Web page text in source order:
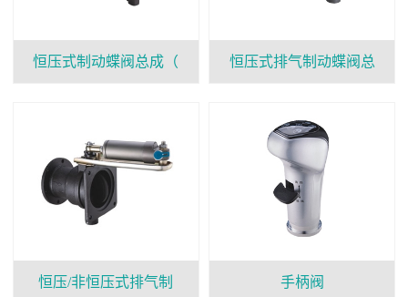
恒压式制动蝶阀总成（ 恒压式排气制动蝶阀总
恒压/非恒压式排气制 手柄阀